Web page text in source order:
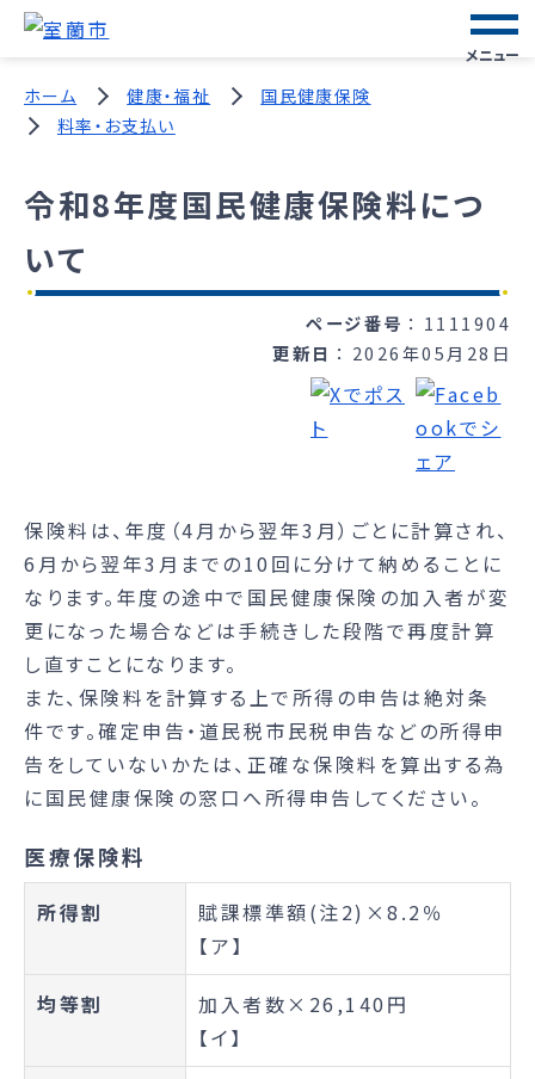
メニュー
ホーム 健康・福祉
国民健康保険
料率・お支払い
令和8年度国民健康保険料につ
いて
ページ番号
1111904
更新日
2026年05月28日
保険料は、年度（4月から翌年3月）ごとに計算され、
6月から翌年3月までの10回に分けて納めることに
なります。年度の途中で国民健康保険の加入者が変
更になった場合などは手続きした段階で再度計算
し直すことになります。
また、保険料を計算する上で所得の申告は絶対条
件です。確定申告・道民税市民税申告などの所得申
告をしていないかたは、正確な保険料を算出する為
に国民健康保険の窓口へ所得申告してください。
医療保険料
所得割
賦課標準額(注2)×8.2％
【ア】
均等割
加入者数×26,140円
【イ】